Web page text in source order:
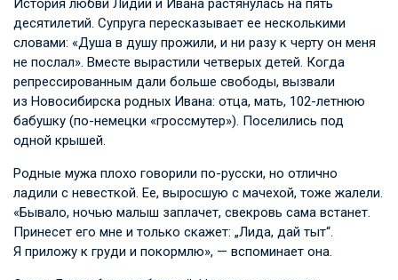
История любви Лидии и Ивана растянулась на пять
десятилетий. Супруга пересказывает ее несколькими
словами: «Душа в душу прожили, и ни разу к черту он меня
не послал». Вместе вырастили четверых детей. Когда
репрессированным дали больше свободы, вызвали
из Новосибирска родных Ивана: отца, мать, 102-летнюю
бабушку (по-немецки «гроссмутер»). Поселились под
одной крышей.
Родные мужа плохо говорили по-русски, но отлично
ладили с невесткой. Ее, выросшую с мачехой, тоже жалели.
«Бывало, ночью малыш заплачет, свекровь сама встанет.
Принесет его мне и только скажет: „Лида, дай тыт“.
Я приложу к груди и покормлю», — вспоминает она.